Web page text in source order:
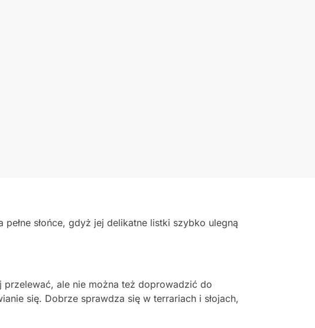
słońce, gdyż jej delikatne listki szybko ulegną
ale nie można też doprowadzić do
się. Dobrze sprawdza się w terrariach i słojach,